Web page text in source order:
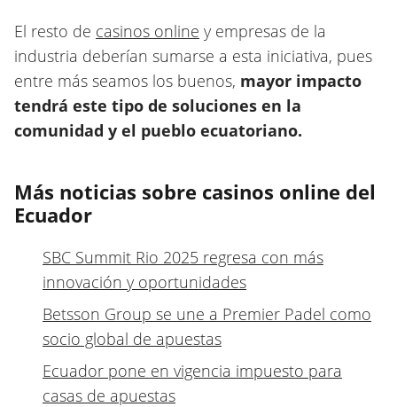
El resto de casinos online y empresas de la
industria deberían sumarse a esta iniciativa, pues
entre más seamos los buenos, mayor impacto
tendrá este tipo de soluciones en la
comunidad y el pueblo ecuatoriano.
Más noticias sobre casinos online del
Ecuador
SBC Summit Rio 2025 regresa con más
innovación y oportunidades
Betsson Group se une a Premier Padel como
socio global de apuestas
Ecuador pone en vigencia impuesto para
casas de apuestas